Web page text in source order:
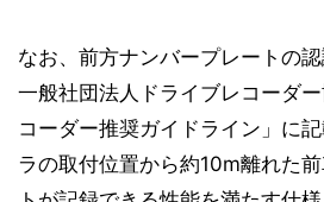
なお、前方ナンバープレートの認
一般社団法人ドライブレコーダ
コーダー推奨ガイドライン」に
ラの取付位置から約10m離れた